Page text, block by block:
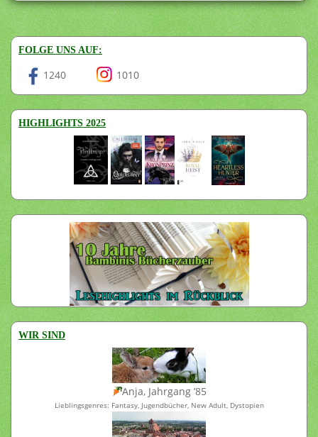
FOLGE UNS AUF:
1240 1010
HIGHLIGHTS 2025
WIR SIND
Anja, Jahrgang ’85
Lieblingsgenres: Fantasy, Jugendbücher, New Adult, Dystopien